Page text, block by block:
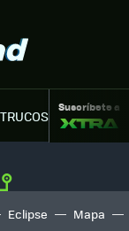
TRUCOS MOTOR
Suscríbete a
Eclipse Mapa